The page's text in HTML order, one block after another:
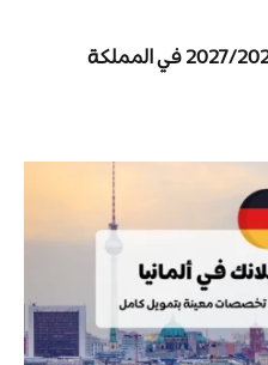
منحة مؤسسة سعيد للتنمية 2027/2026 في المملكة